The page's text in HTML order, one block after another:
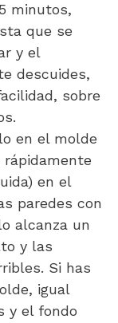
minutos,
que se
y el
descuides,
sobre
en el molde
en el
paredes con
alcanza un
y las
Si has
igual
y el fondo